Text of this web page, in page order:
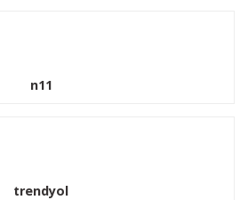
n11
trendyol